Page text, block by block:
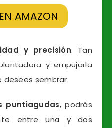
AMAZON
y precisión. Tan
y empujarla
desees sembrar.
puntiagudas, podrás
entre una y dos